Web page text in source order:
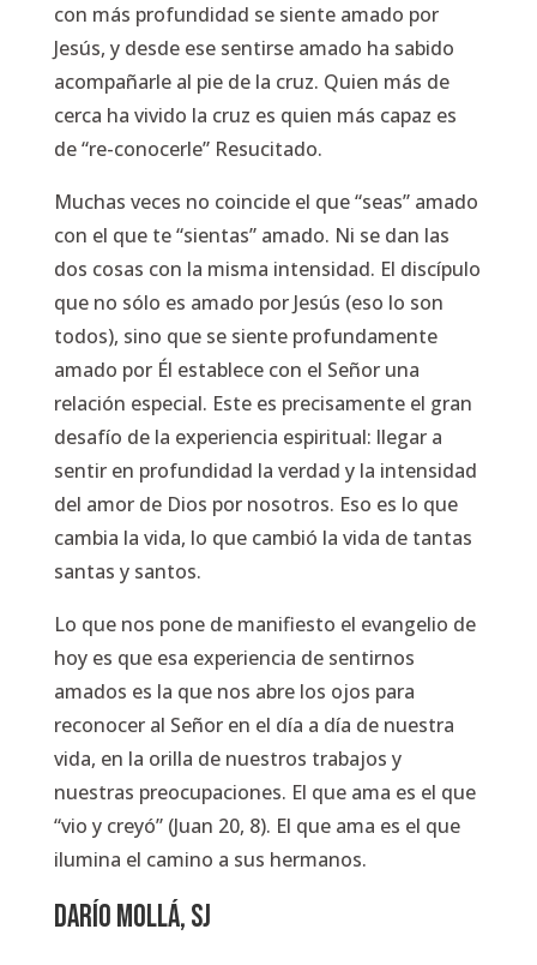
con más profundidad se siente amado por
Jesús, y desde ese sentirse amado ha sabido
acompañarle al pie de la cruz. Quien más de
cerca ha vivido la cruz es quien más capaz es
de “re-conocerle” Resucitado.
Muchas veces no coincide el que “seas” amado
con el que te “sientas” amado. Ni se dan las
dos cosas con la misma intensidad. El discípulo
que no sólo es amado por Jesús (eso lo son
todos), sino que se siente profundamente
amado por Él establece con el Señor una
relación especial. Este es precisamente el gran
desafío de la experiencia espiritual: llegar a
sentir en profundidad la verdad y la intensidad
del amor de Dios por nosotros. Eso es lo que
cambia la vida, lo que cambió la vida de tantas
santas y santos.
Lo que nos pone de manifiesto el evangelio de
hoy es que esa experiencia de sentirnos
amados es la que nos abre los ojos para
reconocer al Señor en el día a día de nuestra
vida, en la orilla de nuestros trabajos y
nuestras preocupaciones. El que ama es el que
“vio y creyó” (Juan 20, 8). El que ama es el que
ilumina el camino a sus hermanos.
DARÍO MOLLÁ, SJ